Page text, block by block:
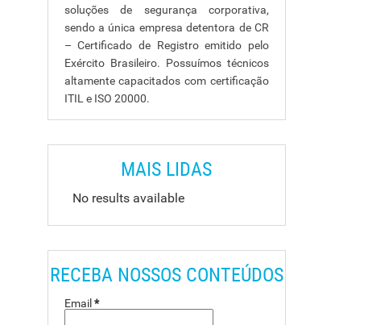
soluções de segurança corporativa,
sendo a única empresa detentora de CR
– Certificado de Registro emitido pelo
Exército Brasileiro. Possuímos técnicos
altamente capacitados com certificação
ITIL e ISO 20000.
MAIS LIDAS
No results available
RECEBA NOSSOS CONTEÚDOS
Email *